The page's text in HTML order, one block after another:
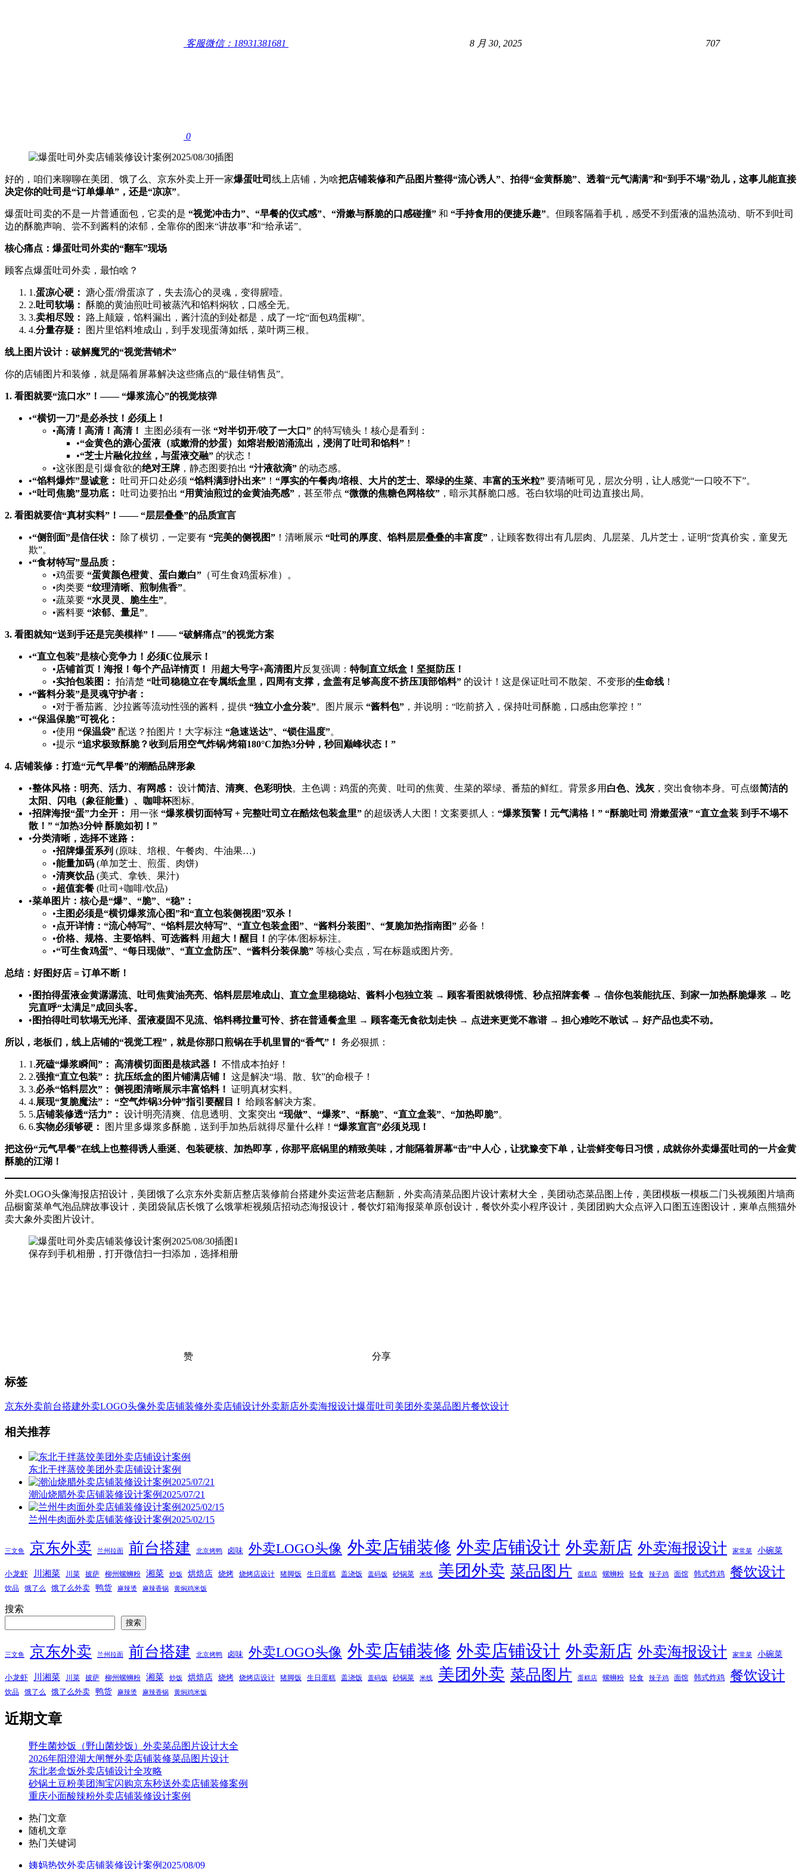
客服微信：18931381681 8 月 30, 2025 707
0
好的，咱们来聊聊在美团、饿了么、京东外卖上开一家爆蛋吐司 线上店铺，为啥把店铺装修和产品图片整得“流心诱人”、拍得“金黄酥脆”、透着“元气满满”和“到手不塌”劲儿，这事儿能直接
决定你的吐司是“订单爆单”，还是“凉凉”​。
爆蛋吐司卖的不是一片普通面包，它卖的是 ​ ​“视觉冲击力”、“早餐的仪式感”、“滑嫩与酥脆的口感碰撞”​ ​ 和 ​ ​“手持食用的便捷乐趣”​。但顾客隔着手机，感受不到蛋液的温热流动、听不到吐司
边的酥脆声响、尝不到酱料的浓郁，全靠你的图来“讲故事”和“给承诺”。
核心痛点：爆蛋吐司外卖的“翻车”现场
顾客点爆蛋吐司外卖，最怕啥？
1.​蛋凉心硬：​ ​ 溏心蛋/滑蛋凉了，失去流心的灵魂，变得腥噎。
2.​吐司软塌：​ ​ 酥脆的黄油煎吐司被蒸汽和馅料焖软，口感全无。
3.​卖相尽毁：​
​ 路上颠簸，馅料漏出，酱汁流的到处都是，成了一坨“面包鸡蛋糊”。
4.​分量存疑：​ ​ 图片里馅料堆成山，到手发现蛋薄如纸，菜叶两三根。
线上图片设计：破解魔咒的“视觉营销术”​
你的店铺图片和装修，就是隔着屏幕解决这些痛点的“最佳销售员”。
1. 看图就要“流口水”！—— “爆浆流心”的视觉核弹
•​​“横切一刀”是必杀技！必须上！​
•​高清！高清！高清！​ ​ 主图必须有一张 ​ ​“对半切开/咬了一大口”​ ​ 的特写镜头！核心是看到：
•​​“金黄色的溏心蛋液（或嫩滑的炒蛋）如熔岩般汹涌流出，浸润了吐司和馅料”​ ​！
•​​“芝士片融化拉丝，与蛋液交融”​ ​ 的状态！
•这张图是引爆食欲的绝对王牌 ，静态图要拍出 ​ ​“汁液欲滴”​ ​ 的动态感。
•​​“馅料爆炸”显诚意：​ ​ 吐司开口处必须 ​ ​“馅料满到扑出来”​ ​！​ ​“厚实的午餐肉/培根、大片的芝士、翠绿的生菜、丰富的玉米粒”​ ​ 要清晰可见，层次分明，让人感觉“一口咬不下”。
•​​“吐司焦脆”显功底：​ ​ 吐司边要拍出 ​ ​“用黄油煎过的金黄油亮感”​ ，甚至带点 ​ ​“微微的焦糖色网格纹”​ ，暗示其酥脆口感。苍白软塌的吐司边直接出局。
2. 看图就要信“真材实料”！—— “层层叠叠”的品质宣言
•​​“侧剖面”是信任状：​ ​ 除了横切，一定要有 ​ ​“完美的侧视图”​ ​！清晰展示 ​ ​“吐司的厚度、馅料层层叠叠的丰富度”​ ，让顾客数得出有几层肉、几层菜、几片芝士，证明“货真价实，童叟无
欺”。
•​​“食材特写”显品质：​
•鸡蛋要 ​ ​“蛋黄颜色橙黄、蛋白嫩白”​ ​（可生食鸡蛋标准）。
•肉类要 ​ ​“纹理清晰、煎制焦香”​。
•蔬菜要 ​ ​“水灵灵、脆生生”​。
•酱料要 ​ ​“浓郁、量足”​。
3. 看图就知“送到手还是完美模样”！—— “破解痛点”的视觉方案
•​​“直立包装”是核心竞争力！必须C位展示！​
•​店铺首页！海报！每个产品详情页！​ ​ 用 超大号字+高清图片反复强调：​ 特制直立纸盒！坚挺防压！​
•​实拍包装图：​ ​ 拍清楚 ​ ​“吐司稳稳立在专属纸盒里，四周有支撑，盒盖有足够高度不挤压顶部馅料”​ ​ 的设计！这是保证吐司不散架、不变形的生命线 ​！
•​​“酱料分装”是灵魂守护者：​
•对于番茄酱、沙拉酱等流动性强的酱料，提供 ​ ​“独立小盒分装”​。图片展示 ​ ​“酱料包”​ ，并说明：“吃前挤入，保持吐司酥脆，口感由您掌控！”
•​​“保温保脆”可视化：​
•使用 ​ ​“保温袋”​ ​ 配送？拍图片！大字标注 ​ ​“急速送达”、“锁住温度”​。
•提示 ​ ​“追求极致酥脆？收到后用空气炸锅/烤箱180°C加热3分钟，秒回巅峰状态！”​
4. 店铺装修：打造“元气早餐”的潮酷品牌形象
•​整体风格：明亮、活力、有网感：​ ​ 设计简洁、清爽、色彩明快。主色调：鸡蛋的亮黄、吐司的焦黄、生菜的翠绿、番茄的鲜红。背景多用 白色、浅灰 ，突出食物本身。可点缀简洁的
太阳、闪电（象征能量）、咖啡杯图标。
•​招牌海报“蛋”力全开：​ ​ 用一张 ​ ​“爆浆横切面特写 + 完整吐司立在酷炫包装盒里”​ ​ 的超级诱人大图！文案要抓人：​ ​“爆浆预警！元气满格！” “酥脆吐司 滑嫩蛋液” “直立盒装 到手不塌不
散！” “加热3分钟 酥脆如初！”​
•​分类清晰，选择不迷路：​
•​招牌爆蛋系列 ​ (原味、培根、午餐肉、牛油果…)
•​能量加码 ​ (单加芝士、煎蛋、肉饼)
•​清爽饮品 ​ (美式、拿铁、果汁)
•​超值套餐 ​ (吐司+咖啡/饮品)
•​菜单图片：核心是“爆”、“脆”、“稳”：​
•​主图必须是“横切爆浆流心图”和“直立包装侧视图”双杀！​
•​点开详情：“流心特写”、“馅料层次特写”、“直立包装盒图”、“酱料分装图”、“复脆加热指南图”​ ​ 必备！
•​价格、规格、主要馅料、可选酱料​ 用 超大！醒目！​ 的字体/图标标注。
•​​“可生食鸡蛋”、“每日现做”、“直立盒防压”、“酱料分装保脆”​ ​ 等核心卖点，写在标题或图片旁。
总结：好图好店 = 订单不断！​
•​ 图拍得蛋液金黄潺潺流、吐司焦黄油亮亮、馅料层层堆成山、直立盒里稳稳站、酱料小包独立装 → 顾客看图就饿得慌、秒点招牌套餐 → 信你包装能抗压、到家一加热酥脆爆浆 → 吃
完直呼“太满足”成回头客。​
•​ 图拍得吐司软塌无光泽、蛋液凝固不见流、馅料稀拉量可怜、挤在普通餐盒里 → 顾客毫无食欲划走快 → 点进来更觉不靠谱 → 担心难吃不敢试 → 好产品也卖不动。​
所以，老板们，线上店铺的“视觉工程”，就是你那口煎锅在手机里冒的“香气”！​ ​ 务必狠抓：
1.​死磕“爆浆瞬间”：​ 高清横切面图是核武器！​ ​ 不惜成本拍好！
2.​强推“直立包装”：​ 抗压纸盒的图片铺满店铺！​ ​ 这是解决“塌、散、软”的命根子！
3.​必杀“馅料层次”：​ 侧视图清晰展示丰富馅料！​ ​ 证明真材实料。
4.​展现“复脆魔法”：​ ​“空气炸锅3分钟”指引要醒目！​ ​ 给顾客解决方案。
5.​店铺装修透“活力”：​ ​ 设计明亮清爽、信息透明、文案突出 ​ ​“现做”、“爆浆”、“酥脆”、“直立盒装”、“加热即脆”​。
6.​实物必须够硬：​ ​ 图片里多爆浆多酥脆，送到手加热后就得尽量什么样！​ ​“爆浆宣言”必须兑现！​
把这份“元气早餐”在线上也整得诱人垂涎、包装硬核、加热即享，你那平底锅里的精致美味，才能隔着屏幕“击”中人心，让犹豫变下单，让尝鲜变每日习惯，成就你外卖爆蛋吐司的一片金黄
酥脆的江湖！​
外卖LOGO头像海报店招设计，美团饿了么京东外卖新店整店装修前台搭建外卖运营老店翻新，外卖高清菜品图片设计素材大全，美团动态菜品图上传，美团模板一模板二门头视频图片墙商
品橱窗菜单气泡品牌故事设计，美团袋鼠店长饿了么饿掌柜视频店招动态海报设计，餐饮灯箱海报菜单原创设计，餐饮外卖小程序设计，美团团购大众点评入口图五连图设计，柬单点熊猫外
卖大象外卖图片设计。
保存到手机相册，打开微信扫一扫添加，选择相册
赞 分享
标签
京东外卖前台搭建外卖LOGO头像外卖店铺装修外卖店铺设计外卖新店外卖海报设计爆蛋吐司 美团外卖菜品图片餐饮设计
相关推荐
东北干拌蒸饺美团外卖店铺设计案例
潮汕烧腊外卖店铺装修设计案例2025/07/21
兰州牛肉面外卖店铺装修设计案例2025/02/15
三文鱼 京东外卖 兰州拉面 前台搭建 北京烤鸭 卤味 外卖LOGO头像 外卖店铺装修 外卖店铺设计 外卖新店 外卖海报设计 家常菜 小碗菜
小龙虾 川湘菜 川菜 披萨 柳州螺蛳粉 湘菜 炒饭 烘焙店 烧烤 烧烤店设计 猪脚饭 生日蛋糕 盖浇饭 盖码饭 砂锅菜 米线 美团外卖 菜品图片 蛋糕店 螺蛳粉 轻食 辣子鸡 面馆 韩式炸鸡 餐饮设计
饮品 饿了么 饿了么外卖 鸭货 麻辣烫 麻辣香锅 黄焖鸡米饭
搜索
搜索
三文鱼 京东外卖 兰州拉面 前台搭建 北京烤鸭 卤味 外卖LOGO头像 外卖店铺装修 外卖店铺设计 外卖新店 外卖海报设计 家常菜 小碗菜
小龙虾 川湘菜 川菜 披萨 柳州螺蛳粉 湘菜 炒饭 烘焙店 烧烤 烧烤店设计 猪脚饭 生日蛋糕 盖浇饭 盖码饭 砂锅菜 米线 美团外卖 菜品图片 蛋糕店 螺蛳粉 轻食 辣子鸡 面馆 韩式炸鸡 餐饮设计
饮品 饿了么 饿了么外卖 鸭货 麻辣烫 麻辣香锅 黄焖鸡米饭
近期文章
野生菌炒饭（野山菌炒饭）外卖菜品图片设计大全
2026年阳澄湖大闸蟹外卖店铺装修菜品图片设计
东北老盒饭外卖店铺设计全攻略
砂锅土豆粉美团淘宝闪购京东秒送外卖店铺装修案例
重庆小面酸辣粉外卖店铺装修设计案例
热门文章
随机文章
热门关键词
姨妈热饮外卖店铺装修设计案例2025/08/09